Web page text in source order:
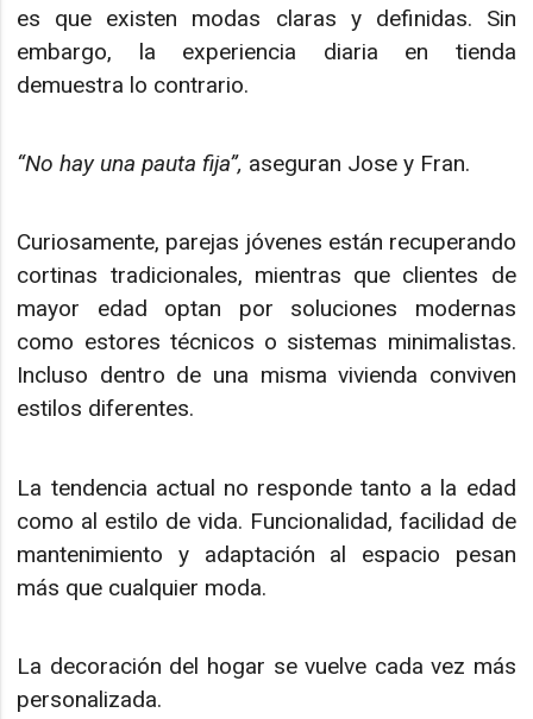
es que existen modas claras y definidas. Sin
embargo, la experiencia diaria en tienda
demuestra lo contrario.
“No hay una pauta fija”, aseguran Jose y Fran.
Curiosamente, parejas jóvenes están recuperando
cortinas tradicionales, mientras que clientes de
mayor edad optan por soluciones modernas
como estores técnicos o sistemas minimalistas.
Incluso dentro de una misma vivienda conviven
estilos diferentes.
La tendencia actual no responde tanto a la edad
como al estilo de vida. Funcionalidad, facilidad de
mantenimiento y adaptación al espacio pesan
más que cualquier moda.
La decoración del hogar se vuelve cada vez más
personalizada.